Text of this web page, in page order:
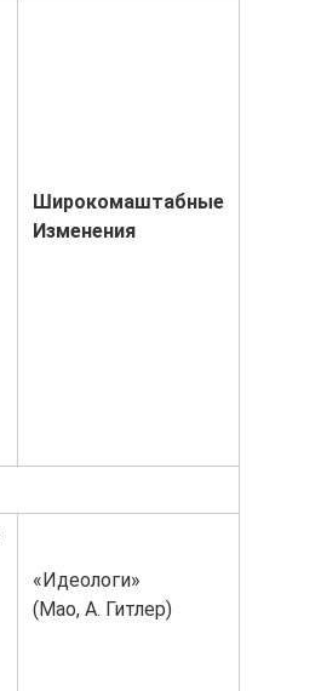
Широкомаштабные
Изменения
«Идеологи»
(Мао, А. Гитлер)